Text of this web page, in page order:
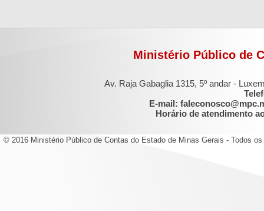
Ministério Público de
Av. Raja Gabaglia 1315, 5º andar -
E-mail:
Horário de atendimento
© 2016 Ministério Público de Contas do Estado de Minas Gerais - Todos